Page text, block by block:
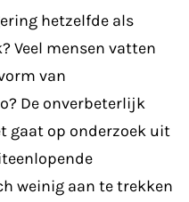
hetzelfde als
Veel mensen vatten
van
De onverbeterlijk
gaat op onderzoek uit
weinig aan te trekken